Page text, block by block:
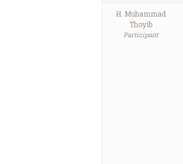
H. Muhammad
Thoyib
Participant